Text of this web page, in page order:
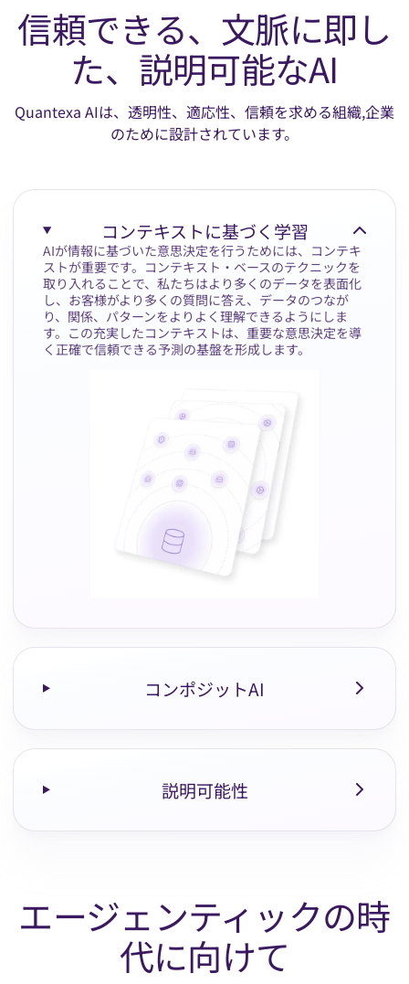
信頼できる、文脈に即し
た、説明可能なAI
Quantexa AIは、透明性、適応性、信頼を求める組織,企業
のために設計されています。
コンテキストに基づく学習
AIが情報に基づいた意思決定を行うためには、コンテキ
ストが重要です。コンテキスト・ベースのテクニックを
取り入れることで、私たちはより多くのデータを表面化
し、お客様がより多くの質問に答え、データのつなが
り、関係、パターンをよりよく理解できるようにしま
す。この充実したコンテキストは、重要な意思決定を導
く正確で信頼できる予測の基盤を形成します。
コンポジットAI
説明可能性
エージェンティックの時
代に向けて